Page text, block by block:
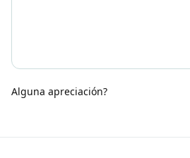
Alguna apreciación?